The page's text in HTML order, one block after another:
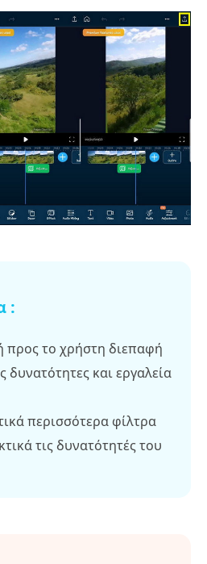
:
προς το χρήστη διεπαφή
δυνατότητες και εργαλεία
περισσότερα φίλτρα
τις δυνατότητές του